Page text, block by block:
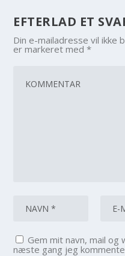
EFTERLAD ET
Din e-mailadresse vil ikke
er markeret med*
Gem mit navn, mail
næste gang jeg